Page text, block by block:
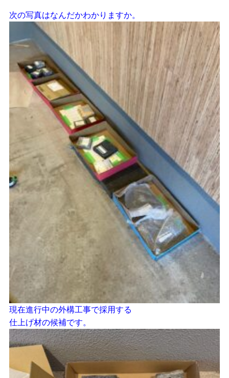
次の写真はなんだかわかりますか。
現在進行中の外構工事で採用する
仕上げ材の候補です。